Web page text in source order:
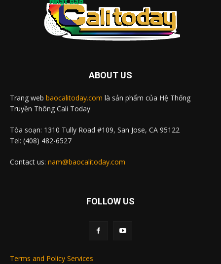
ABOUT US
Trang web baocalitoday.com là sản phẩm của Hệ Thống
Truyền Thông Cali Today
Tòa soạn: 1310 Tully Road #109, San Jose, CA 95122
Tel: (408) 482-6527
Contact us: nam@baocalitoday.com
FOLLOW US
Terms and Policy Services